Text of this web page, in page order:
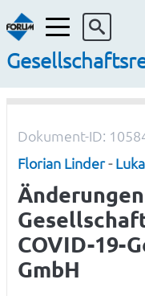
Menü
Dokument-ID:
Florian Linder-
COVID-19-
GmbH